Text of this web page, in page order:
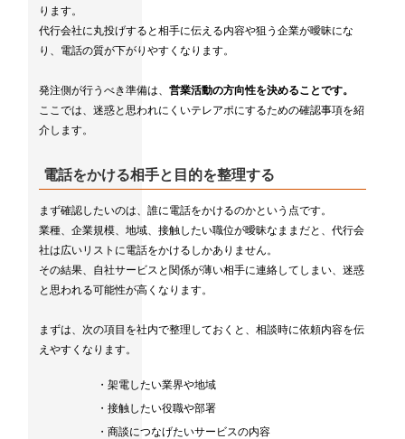
ります。
代行会社に丸投げすると相手に伝える内容や狙う企業が曖昧にな
り、電話の質が下がりやすくなります。
発注側が行うべき準備は、 営業活動の方向性を決めることです。
ここでは、迷惑と思われにくいテレアポにするための確認事項を紹
介します。
電話をかける相手と目的を整理する
まず確認したいのは、誰に電話をかけるのかという点です。
業種、企業規模、地域、接触したい職位が曖昧なままだと、代行会
社は広いリストに電話をかけるしかありません。
その結果、自社サービスと関係が薄い相手に連絡してしまい、迷惑
と思われる可能性が高くなります。
まずは、次の項目を社内で整理しておくと、相談時に依頼内容を伝
えやすくなります。
・架電したい業界や地域
・接触したい役職や部署
・商談につなげたいサービスの内容